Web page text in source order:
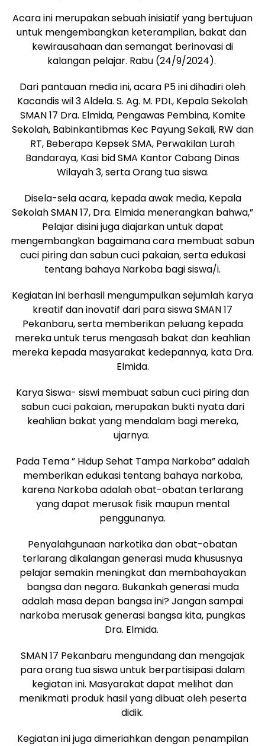
Acara ini merupakan sebuah inisiatif yang bertujuan
untuk mengembangkan keterampilan, bakat dan
kewirausahaan dan semangat berinovasi di
kalangan pelajar. Rabu (24/9/2024).
Dari pantauan media ini, acara P5 ini dihadiri oleh
Kacandis wil 3 Aldela. S. Ag. M. PDI., Kepala Sekolah
SMAN 17 Dra. Elmida, Pengawas Pembina, Komite
Sekolah, Babinkantibmas Kec Payung Sekali, RW dan
RT, Beberapa Kepsek SMA, Perwakilan Lurah
Bandaraya, Kasi bid SMA Kantor Cabang Dinas
Wilayah 3, serta Orang tua siswa.
Disela-sela acara, kepada awak media, Kepala
Sekolah SMAN 17, Dra. Elmida menerangkan bahwa,”
Pelajar disini juga diajarkan untuk dapat
mengembangkan bagaimana cara membuat sabun
cuci piring dan sabun cuci pakaian, serta edukasi
tentang bahaya Narkoba bagi siswa/i.
Kegiatan ini berhasil mengumpulkan sejumlah karya
kreatif dan inovatif dari para siswa SMAN 17
Pekanbaru, serta memberikan peluang kepada
mereka untuk terus mengasah bakat dan keahlian
mereka kepada masyarakat kedepannya, kata Dra.
Elmida.
Karya Siswa- siswi membuat sabun cuci piring dan
sabun cuci pakaian, merupakan bukti nyata dari
keahlian bakat yang mendalam bagi mereka,
ujarnya.
Pada Tema ” Hidup Sehat Tampa Narkoba” adalah
memberikan edukasi tentang bahaya narkoba,
karena Narkoba adalah obat-obatan terlarang
yang dapat merusak fisik maupun mental
penggunanya.
Penyalahgunaan narkotika dan obat-obatan
terlarang dikalangan generasi muda khususnya
pelajar semakin meningkat dan membahayakan
bangsa dan negara. Bukankah generasi muda
adalah masa depan bangsa ini? Jangan sampai
narkoba merusak generasi bangsa kita, pungkas
Dra. Elmida.
SMAN 17 Pekanbaru mengundang dan mengajak
para orang tua siswa untuk berpartisipasi dalam
kegiatan ini. Masyarakat dapat melihat dan
menikmati produk hasil yang dibuat oleh peserta
didik.
Kegiatan ini juga dimeriahkan dengan penampilan